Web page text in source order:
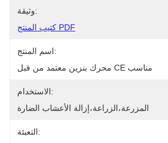
وثيقة:
كتيب المنتج PDF
اسم المنتج:
محرك بنزين معتمد من قبل CE مناسب
الاستخدام:
المزرعة،الزراعة،إزالة الأعشاب الضارة
التعبئة: